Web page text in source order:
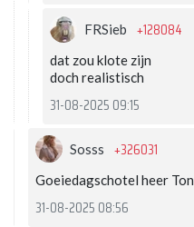
FRSieb +128084
dat zou klote zijn
doch realistisch
31-08-2025 09:15
Sosss +326031
Goeiedagschotel heer Ton
31-08-2025 08:56